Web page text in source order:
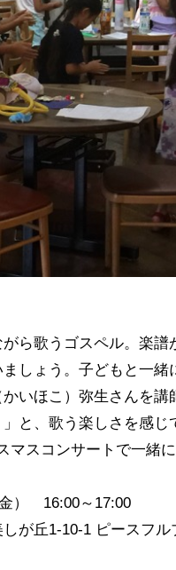
ら歌うゴスペル。楽
しょう。子どもと一
いほこ）弥生さんを
と、歌う楽しさを感
マスコンサートで一緒
） 16:00～17:00
が丘1-10-1 ピースフル